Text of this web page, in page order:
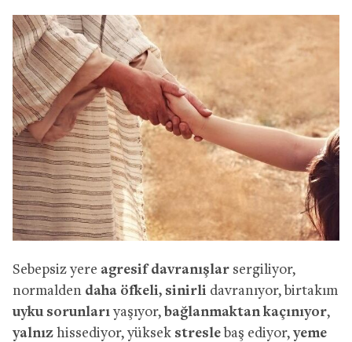
Sebepsiz yere agresif davranışlar sergiliyor,
normalden daha öfkeli, sinirli davranıyor, birtakım
uyku sorunlarıyaşıyor, bağlanmaktan kaçınıyor,
yalnız hissediyor, yüksek stresle baş ediyor, yeme